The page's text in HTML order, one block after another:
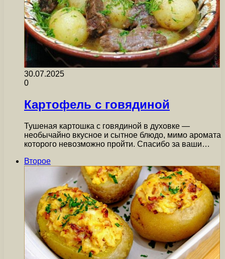
30.07.2025
0
Картофель с говядиной
Тушеная картошка с говядиной в духовке —
необычайно вкусное и сытное блюдо, мимо аромата
которого невозможно пройти. Спасибо за ваши…
Второе